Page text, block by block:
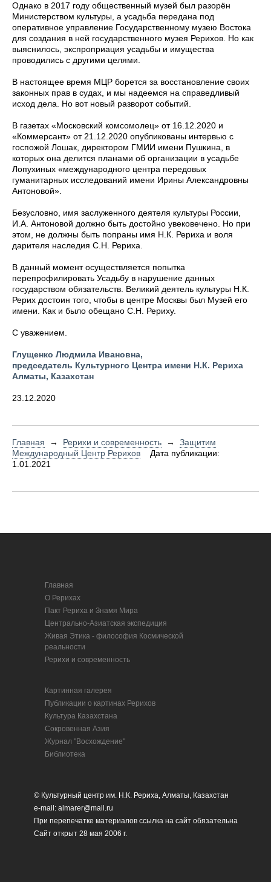
Однако в 2017 году общественный музей был разорён
Министерством культуры, а усадьба передана под
оперативное управление Государственному музею Востока
для создания в ней государственного музея Рерихов. Но как
выяснилось, экспроприация усадьбы и имущества
проводились с другими целями.
В настоящее время МЦР борется за восстановление своих
законных прав в судах, и мы надеемся на справедливый
исход дела. Но вот новый разворот событий.
В газетах «Московский комсомолец» от 16.12.2020 и
«Коммерсант» от 21.12.2020 опубликованы интервью с
госпожой Лошак, директором ГМИИ имени Пушкина, в
которых она делится планами об организации в усадьбе
Лопухиных «международного центра передовых
гуманитарных исследований имени Ирины Александровны
Антоновой».
Безусловно, имя заслуженного деятеля культуры России,
И.А. Антоновой должно быть достойно увековечено. Но при
этом, не должны быть попраны имя Н.К. Рериха и воля
дарителя наследия С.Н. Рериха.
В данный момент осуществляется попытка
перепрофилировать Усадьбу в нарушение данных
государством обязательств. Великий деятель культуры Н.К.
Рерих достоин того, чтобы в центре Москвы был Музей его
имени. Как и было обещано С.Н. Рериху.
С уважением.
Глущенко Людмила Ивановна,
председатель Культурного Центра имени Н.К. Рериха
Алматы, Казахстан
23.12.2020
Главная → Рерихи и современность → Защитим
Международный Центр Рерихов Дата публикации:
1.01.2021
Главная
О Рерихах
Пакт Рериха и Знамя Мира
Центрально-Азиатская экспедиция
Живая Этика - философия Космической
реальности
Рерихи и современность
Картинная галерея
Публикации о картинах Рерихов
Культура Казахстана
Сокровенная Азия
Журнал "Восхождение"
Библиотека
© Культурный центр им. Н.К. Рериха, Алматы, Казахстан
e-mail: almarer@mail.ru
При перепечатке материалов ссылка на сайт обязательна
Сайт открыт 28 мая 2006 г.